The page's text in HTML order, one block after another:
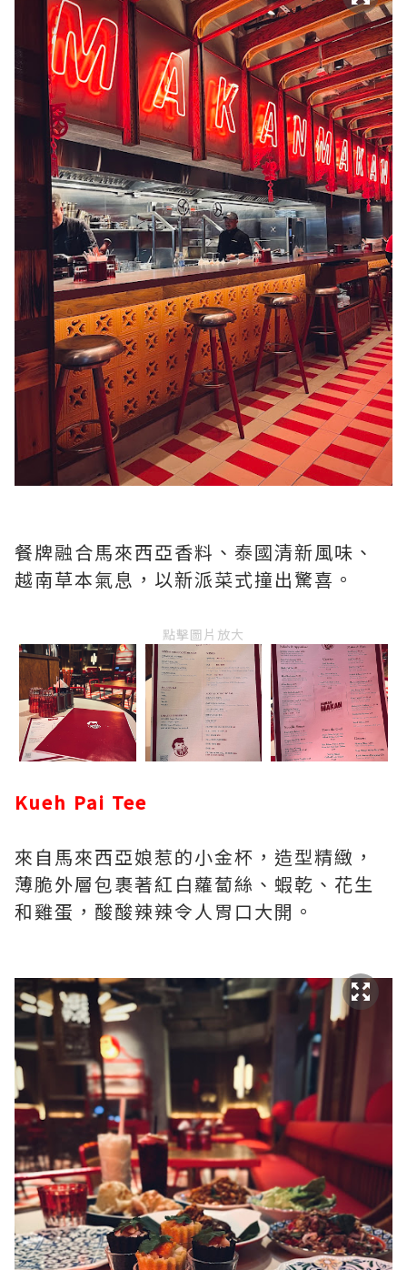
餐牌融合馬來西亞香料、泰國清新風味、
越南草本氣息，以新派菜式撞出驚喜。
點擊圖片放大
Kueh Pai Tee
來自馬來西亞娘惹的小金杯，造型精緻，
薄脆外層包裹著紅白蘿蔔絲、蝦乾、花生
和雞蛋，酸酸辣辣令人胃口大開。